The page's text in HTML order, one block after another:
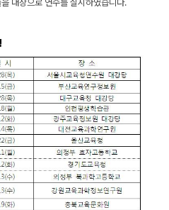
대상으로 연수를 실시하였습니다.